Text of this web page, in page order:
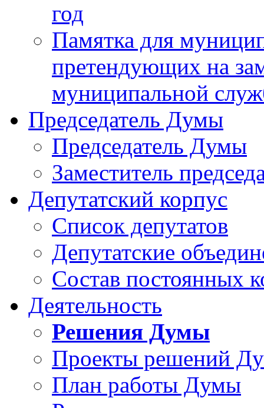
год
Памятка для
претендующих на
муниципальной
Председатель Думы
Председатель Думы
Заместитель
Депутатский корпус
Список депутатов
Депутатские
Состав постоянных
Деятельность
Решения Думы
Проекты решений
План работы Думы